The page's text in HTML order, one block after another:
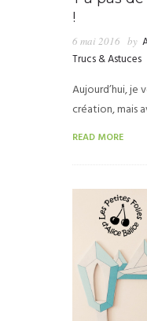
!
6 mai 2016 by
Trucs & Astuces
Aujourd’hui, je
création, mais
READ MORE